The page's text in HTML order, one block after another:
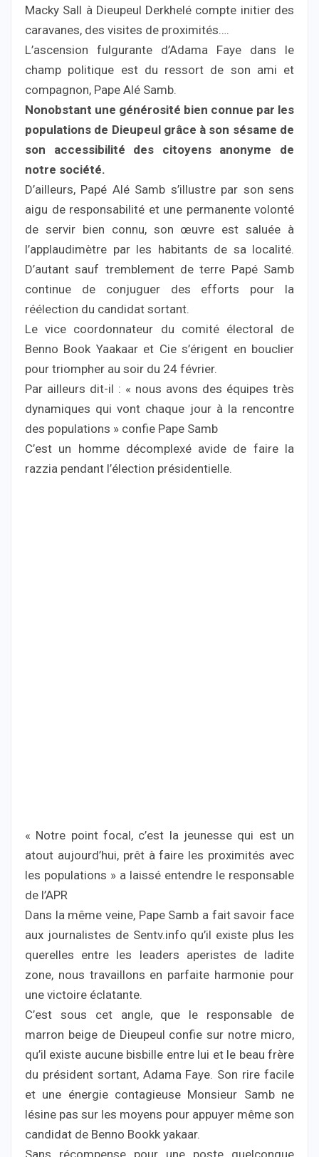
Macky Sall à Dieupeul Derkhelé compte initier des
caravanes, des visites de proximités….
L’ascension fulgurante d’Adama Faye dans le
champ politique est du ressort de son ami et
compagnon, Pape Alé Samb.
Nonobstant une générosité bien connue par les
populations de Dieupeul grâce à son sésame de
son accessibilité des citoyens anonyme de
notre société.
D’ailleurs, Papé Alé Samb s’illustre par son sens
aigu de responsabilité et une permanente volonté
de servir bien connu, son œuvre est saluée à
l’applaudimètre par les habitants de sa localité.
D’autant sauf tremblement de terre Papé Samb
continue de conjuguer des efforts pour la
réélection du candidat sortant.
Le vice coordonnateur du comité électoral de
Benno Book Yaakaar et Cie s’érigent en bouclier
pour triompher au soir du 24 février.
Par ailleurs dit-il : « nous avons des équipes très
dynamiques qui vont chaque jour à la rencontre
des populations » confie Pape Samb
C’est un homme décomplexé avide de faire la
razzia pendant l’élection présidentielle.
« Notre point focal, c’est la jeunesse qui est un
atout aujourd’hui, prêt à faire les proximités avec
les populations » a laissé entendre le responsable
de l’APR
Dans la même veine, Pape Samb a fait savoir face
aux journalistes de Sentv.info qu’il existe plus les
querelles entre les leaders aperistes de ladite
zone, nous travaillons en parfaite harmonie pour
une victoire éclatante.
C’est sous cet angle, que le responsable de
marron beige de Dieupeul confie sur notre micro,
qu’il existe aucune bisbille entre lui et le beau frère
du président sortant, Adama Faye. Son rire facile
et une énergie contagieuse Monsieur Samb ne
lésine pas sur les moyens pour appuyer même son
candidat de Benno Bookk yakaar.